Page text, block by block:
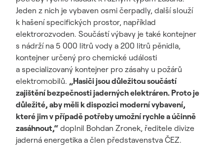
Jeden z nich je vybaven osmi čerpadly, další slouží
k hašení specifických prostor, například
elektrorozvoden. Součástí výbavy je také kontejner
s nádrží na 5 000 litrů vody a 200 litrů pěnidla,
kontejner určený pro chemické události
a specializovaný kontejner pro zásahy u požárů
elektromobilů. „Hasiči jsou důležitou součástí
zajištění bezpečnosti jaderných elektráren. Proto je
důležité, aby měli k dispozici moderní vybavení,
které jim v případě potřeby umožní rychle a účinně
zasáhnout,“ doplnil Bohdan Zronek, ředitele divize
jaderná energetika a člen představenstva ČEZ.